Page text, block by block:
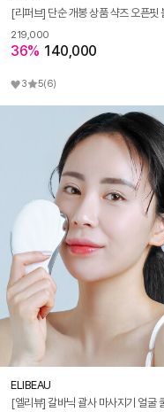
219,000
36% 140,000
3 5(6)
ELIBEAU